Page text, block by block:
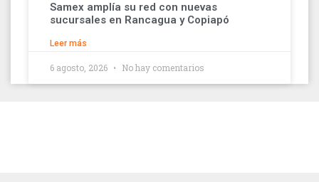
Samex amplía su red con nuevas
sucursales en Rancagua y Copiapó
Leer más
6 agosto, 2026 No hay comentarios